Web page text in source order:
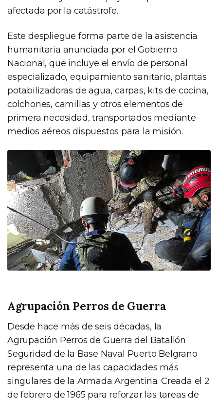
afectada por la catástrofe.
Este despliegue forma parte de la asistencia
humanitaria anunciada por el Gobierno
Nacional, que incluye el envío de personal
especializado, equipamiento sanitario, plantas
potabilizadoras de agua, carpas, kits de cocina,
colchones, camillas y otros elementos de
primera necesidad, transportados mediante
medios aéreos dispuestos para la misión.
Agrupación Perros de Guerra
Desde hace más de seis décadas, la
Agrupación Perros de Guerra del Batallón
Seguridad de la Base Naval Puerto Belgrano
representa una de las capacidades más
singulares de la Armada Argentina. Creada el 2
de febrero de 1965 para reforzar las tareas de